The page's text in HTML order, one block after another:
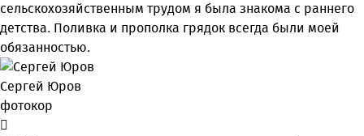
сельскохозяйственным трудом я была знакома с раннего
детства. Поливка и прополка грядок всегда были моей
обязанностью.
Сергей Юров
фотокор